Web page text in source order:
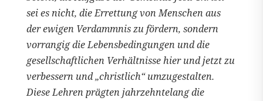
sei es nicht, die Errettung von Menschen aus
der ewigen Verdammnis zu fördern, sondern
vorrangig die Lebensbedingungen und die
gesellschaftlichen Verhältnisse hier und jetzt zu
verbessern und „christlich“ umzugestalten.
Diese Lehren prägten jahrzehntelang die